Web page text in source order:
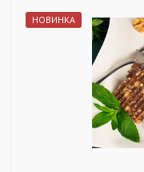
НОВИНКА